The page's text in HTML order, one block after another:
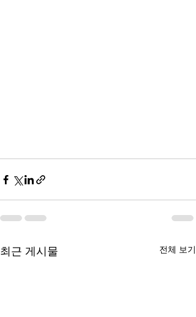
최근 게시물 전체 보기